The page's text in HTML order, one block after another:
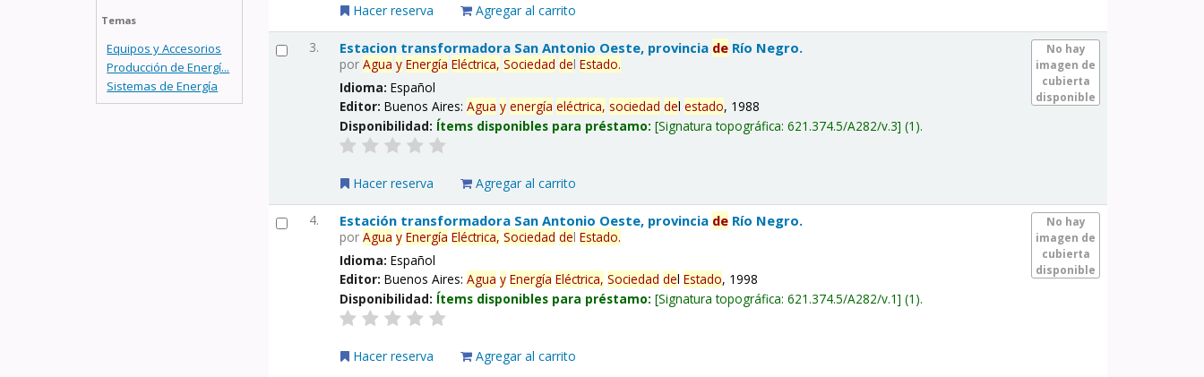
Temas
Equipos y Accesorios
Producción de Energí...
Sistemas de Energía
Hacer reserva Agregar al carrito
3.
No hay
imagen de
cubierta
disponible
Estacion transformadora San Antonio Oeste, provincia de Río Negro.
porAgua y Energía Eléctrica, Sociedad delEstado.
Idioma:Español
Editor:Buenos Aires:Agua y energía eléctrica, sociedad delestado, 1988
Disponibilidad: Ítems disponibles para préstamo: Signatura topográfica:621.374.5/A282/v.3 (1).
Hacer reserva Agregar al carrito
4.
No hay
imagen de
cubierta
disponible
Estación transformadora San Antonio Oeste, provincia de Río Negro.
porAgua y Energía Eléctrica, Sociedad delEstado.
Idioma:Español
Editor:Buenos Aires:Agua y Energía Eléctrica, Sociedad delEstado, 1998
Disponibilidad: Ítems disponibles para préstamo: Signatura topográfica:621.374.5/A282/v.1 (1).
Hacer reserva Agregar al carrito